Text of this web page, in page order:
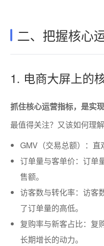
二、把握核心
1. 电商大屏上的
抓住核心运营指标，是实
最值得关注？又该如何理
GMV（交易总额）：直
订单量与客单价：订单
售额。
访客数与转化率：访客
了订单量的高低。
复购率与新客占比：复
长期增长的动力。